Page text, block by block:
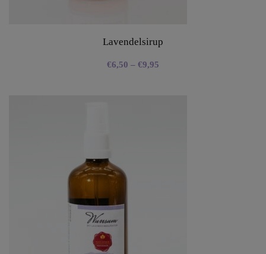
Lavendelsirup
€6,50 – €9,95